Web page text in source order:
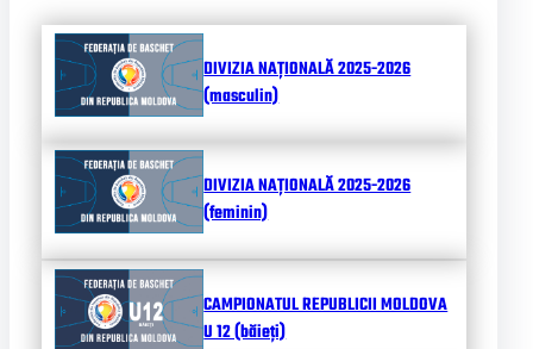
DIVIZIA NAȚIONALĂ 2025-2026
(masculin)
DIVIZIA NAȚIONALĂ 2025-2026
(feminin)
CAMPIONATUL REPUBLICII MOLDOVA
U 12 (băieți)